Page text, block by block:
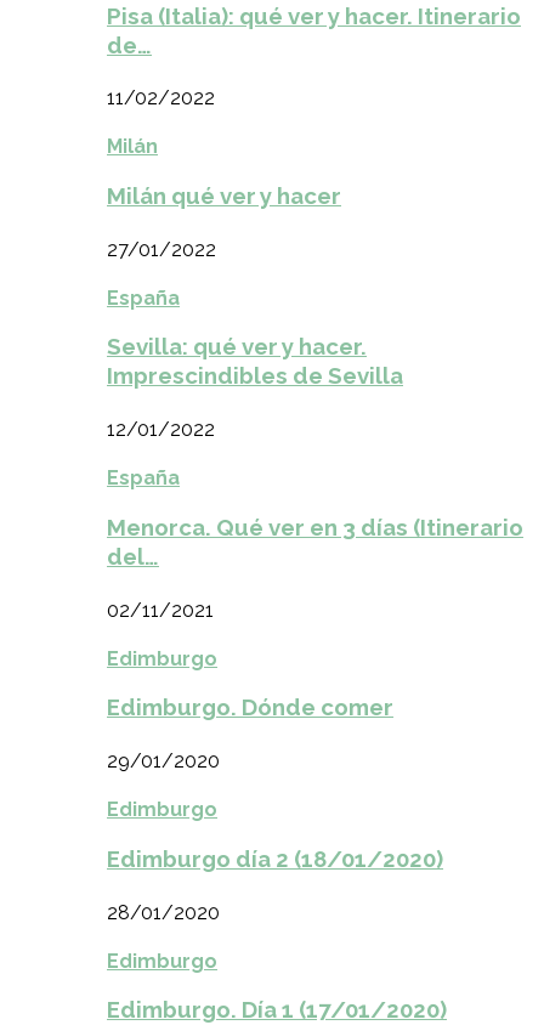
Pisa (Italia): qué ver y hacer. Itinerario
de…
11/02/2022
Milán
Milán qué ver y hacer
27/01/2022
España
Sevilla: qué ver y hacer.
Imprescindibles de Sevilla
12/01/2022
España
Menorca. Qué ver en 3 días (Itinerario
del…
02/11/2021
Edimburgo
Edimburgo. Dónde comer
29/01/2020
Edimburgo
Edimburgo día 2 (18/01/2020)
28/01/2020
Edimburgo
Edimburgo. Día 1 (17/01/2020)